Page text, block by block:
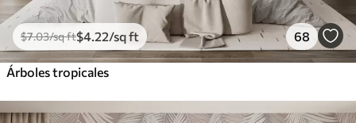
$7.03/sq ft$4 .22/sq ft 68
Árboles tropicales